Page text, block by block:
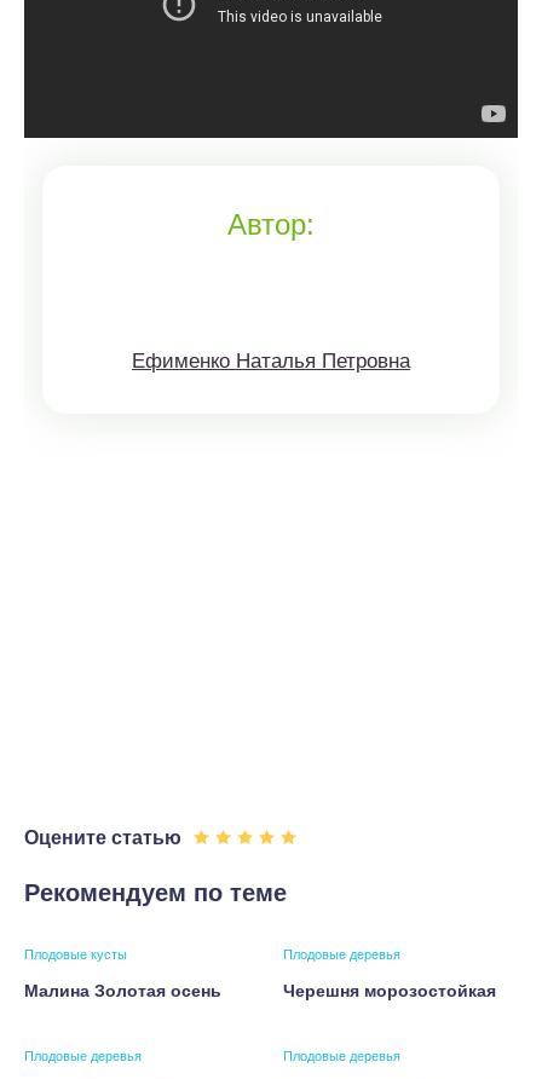
Автор:
Ефименко Наталья Петровна
Оцените статью
Рекомендуем по теме
Плодовые кусты
Малина Золотая осень
Плодовые деревья
Черешня морозостойкая
Плодовые деревья Плодовые деревья